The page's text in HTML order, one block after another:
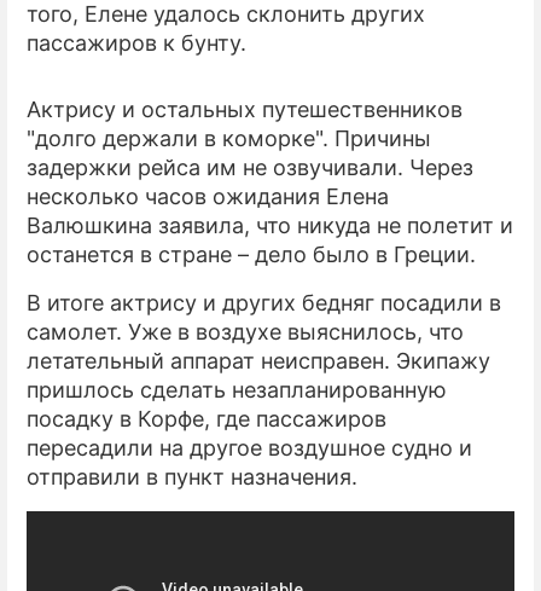
того, Елене удалось склонить других
пассажиров к бунту.
Актрису и остальных путешественников
"долго держали в коморке". Причины
задержки рейса им не озвучивали. Через
несколько часов ожидания Елена
Валюшкина заявила, что никуда не полетит и
останется в стране – дело было в Греции.
В итоге актрису и других бедняг посадили в
самолет. Уже в воздухе выяснилось, что
летательный аппарат неисправен. Экипажу
пришлось сделать незапланированную
посадку в Корфе, где пассажиров
пересадили на другое воздушное судно и
отправили в пункт назначения.